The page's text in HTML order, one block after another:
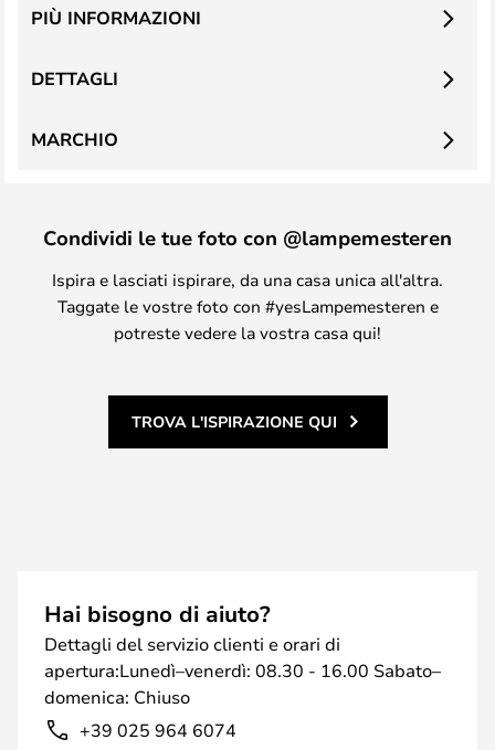
DETTAGLI
PIÙ INFORMAZIONI
MARCHIO
Condividi le tue foto con @lampemesteren
Ispira e lasciati ispirare, da una casa unica all'altra.
Taggate le vostre foto con #yesLampemesteren e
potreste vedere la vostra casa qui!
TROVA L'ISPIRAZIONE QUI
Hai bisogno di aiuto?
Dettagli del servizio clienti e orari di
apertura:Lunedì–venerdì: 08.30 - 16.00 Sabato–
domenica: Chiuso
+39 025 964 6074